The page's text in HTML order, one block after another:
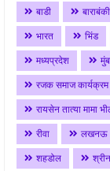
बाडी
बाराबंकी
भारत
भिंड
मध्यप्रदेश
रजक समाज कार्यक्रम
रायसेन तात्या मामा
रीवा
लखनऊ
शहडोल